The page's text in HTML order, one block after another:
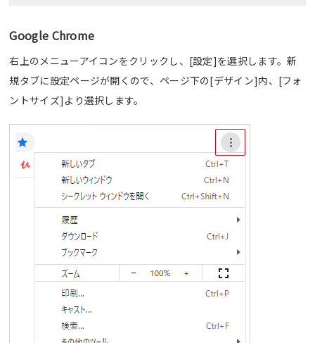
Google Chrome
右上のメニューアイコンをクリックし、[設定]を選択します。新
規タブに設定ページが開くので、ページ下の[デザイン]内、[フォ
ントサイズ]より選択します。